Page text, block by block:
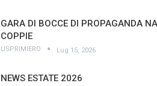
GARA DI BOCCE DI PROPAGANDA
COPPIE
USPRIMIERO Lug 15, 2026
NEWS ESTATE 2026